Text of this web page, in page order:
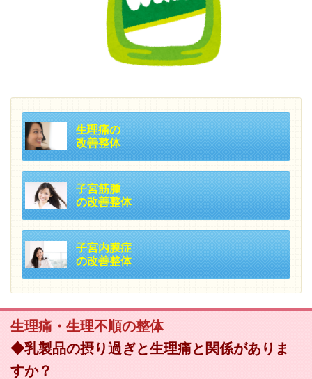
生理痛の
改善整体
子宮筋腫
の改善整体
子宮内膜症
の改善整体
生理痛・生理不順の整体
◆乳製品の摂り過ぎと生理痛と関係がありま
すか？